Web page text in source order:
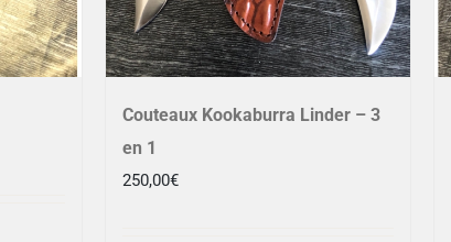
Couteaux Kookaburra Linder – 3
en 1
250,00€